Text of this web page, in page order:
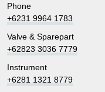
Phone
+6231 9964 1783
Valve & Sparepart
+62823 3036 7779
Instrument
+6281 1321 8779